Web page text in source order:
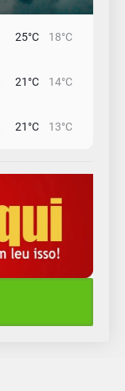
25°C 18°C
21°C 14°C
21°C 13°C
16°C 13°C
15°C 10°C